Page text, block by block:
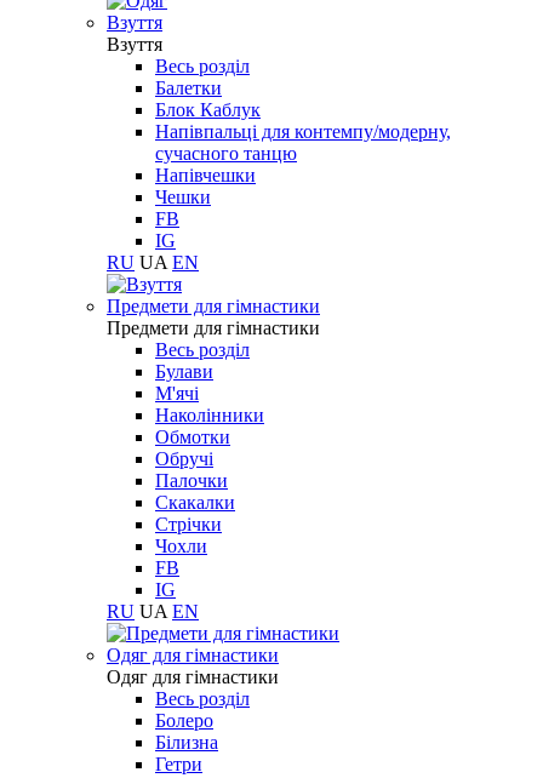
Взуття
Взуття
Весь розділ
Балетки
Блок Каблук
Напівпальці для контемпу/модерну,
сучасного танцю
Напівчешки
Чешки
FB
IG
RU UA EN
Предмети для гімнастики
Предмети для гімнастики
Весь розділ
Булави
М'ячі
Наколінники
Обмотки
Обручі
Палочки
Скакалки
Стрічки
Чохли
FB
IG
RU UA EN
Одяг для гімнастики
Одяг для гімнастики
Весь розділ
Болеро
Білизна
Гетри